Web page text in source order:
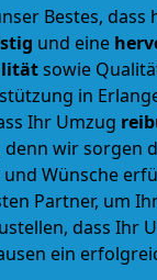
Bestes, dass
und eine
sowie
in
Ihr Umzug
wir sorgen
Wünsche
Partner, um
dass Ihr
ein